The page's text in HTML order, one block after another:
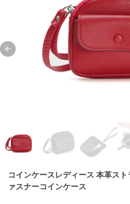
Previous slide
コインケースレディース 本革ス
ァスナーコインケース